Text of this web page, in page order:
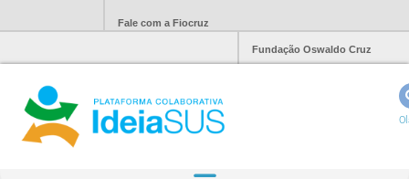
Fale com a Fiocruz
Fundação Oswaldo Cruz